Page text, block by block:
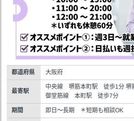
都道府県 大阪府
最寄駅
中央線 堺筋本町駅 徒歩1分
御堂筋線 本町駅 徒歩7分
期間 即日～長期 ＊短期も相談OK